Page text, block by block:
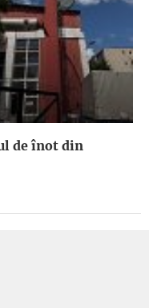
de înot din